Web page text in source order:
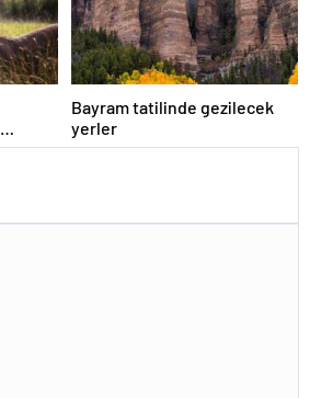
Bayram tatilinde gezilecek
yerler